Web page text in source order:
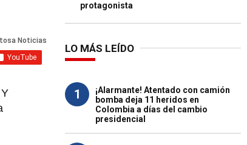
protagonista
LO MÁS LEÍDO
1
¡Alarmante! Atentado con camión
bomba deja 11 heridos en
Colombia a días del cambio
presidencial